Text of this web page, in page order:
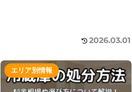
2026.03.01
エリア別情報